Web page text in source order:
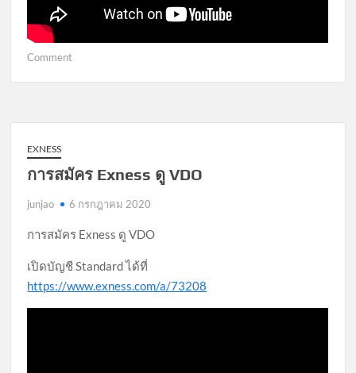
Commenton
เบื้อง
กับ
ที่
–
5
EXNESS
การสมัคร Exness ดู VDO
junjao 6 กรกฎาคม 2020
การสมัคร Exness ดู VDO
เปิดบัญชี Standard ได้ที่
https://www.exness.com/a/73208